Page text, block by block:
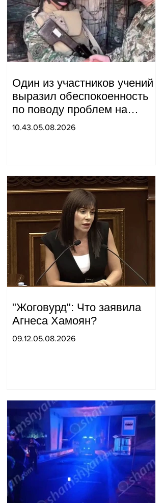
Один из участников учений
выразил обеспокоенность
по поводу проблем на
одном из постов в Сюнике.
10.43.05.08.2026
"Жоговурд": Что заявила
Агнеса Хамоян?
09.12.05.08.2026